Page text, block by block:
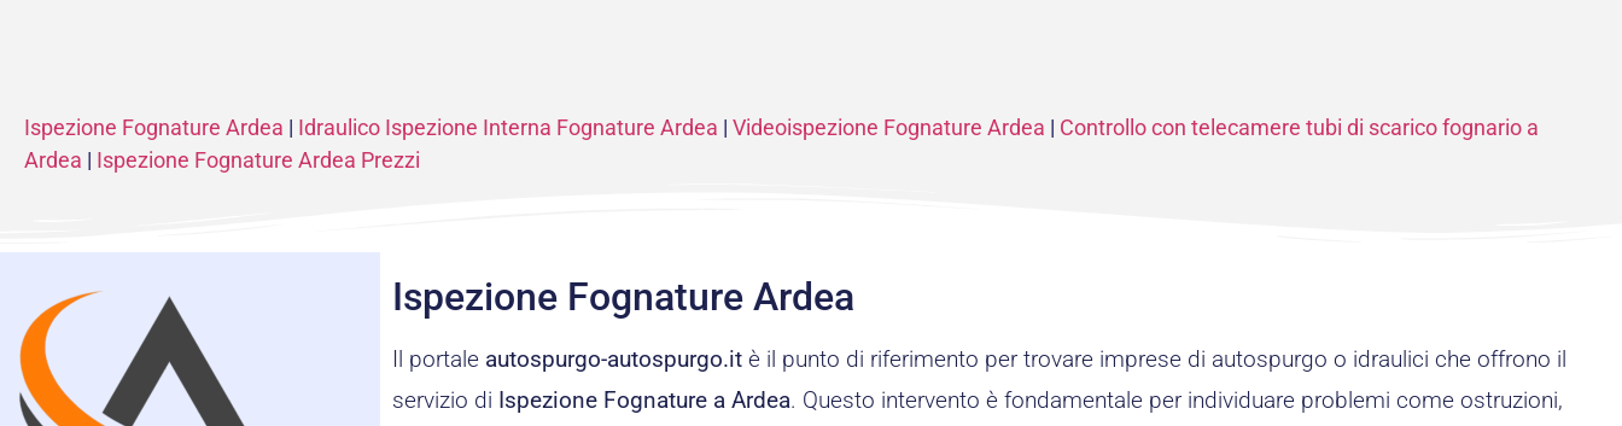
Ispezione Fognature Ardea | Idraulico Ispezione Interna Fognature Ardea | Videoispezione Fognature Ardea | Controllo con telecamere tubi di scarico fognario a
Ardea | Ispezione Fognature Ardea Prezzi
Ispezione Fognature Ardea
Il portale autospurgo-autospurgo.it è il punto di riferimento per trovare imprese di autospurgo o idraulici che offrono il
servizio di Ispezione Fognature a Ardea. Questo intervento è fondamentale per individuare problemi come ostruzioni,